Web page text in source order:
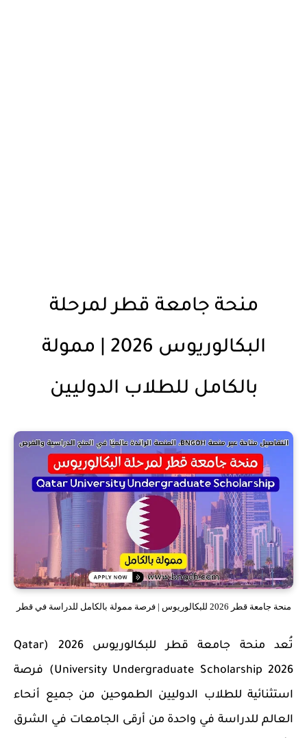
منحة جامعة قطر لمرحلة
البكالوريوس 2026 | ممولة
بالكامل للطلاب الدوليين
منحة جامعة قطر 2026 للبكالوريوس | فرصة ممولة بالكامل للدراسة في قطر
تُعد
منحة جامعة قطر للبكالوريوس 2026 (Qatar
University Undergraduate Scholarship 2026)
فرصة
استثنائية للطلاب الدوليين الطموحين من جميع أنحاء
العالم للدراسة في واحدة من أرقى الجامعات في الشرق